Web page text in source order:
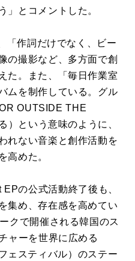
」とコメントした。
「作詞だけでなく、ビー
の撮影など、多方面で創
た。また、「毎日作業室
ムを制作している。グル
OUTSIDE THE
）という意味のように、
れない音楽と創作活動を
高めた。
の公式活動終了後も、
集め、存在感を高めてい
クで開催される韓国のス
ャーを世界に広める
ェスティバル）のステー